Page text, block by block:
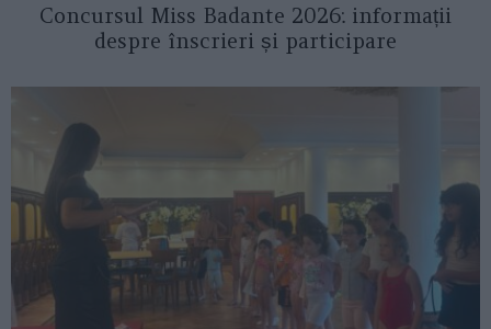
Concursul Miss Badante 2026: informații
despre înscrieri și participare